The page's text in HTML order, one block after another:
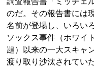
のだ。その報告書には
名前が登場し、いろい
ソックス事件（ホワイ
題）以来の一大スキャ
渡り取り沙汰されてい